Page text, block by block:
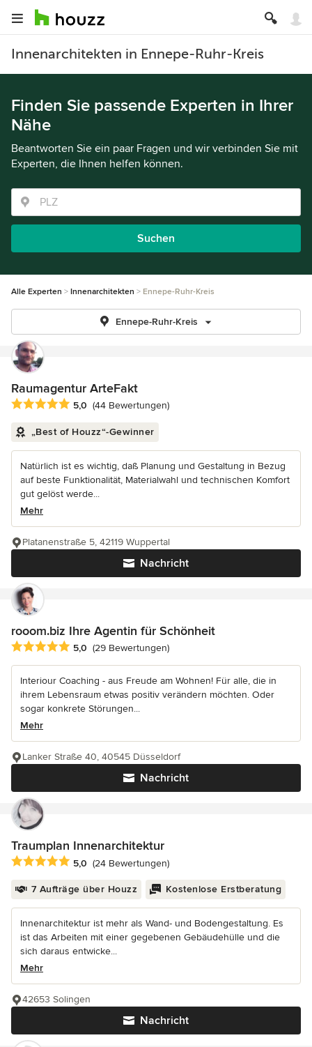
Innenarchitekten in Ennepe-Ruhr-Kreis
Finden Sie passende Experten in Ihrer
Nähe
Beantworten Sie ein paar Fragen und wir verbinden Sie mit
Experten, die Ihnen helfen können.
Suchen
Alle Experten Innenarchitekten Ennepe-Ruhr-Kreis
Ennepe-Ruhr-Kreis
Raumagentur ArteFakt
Durchschnittliche Bewertung: 5 von 5 Sternen
5,0 (44 Bewertungen)
„Best of Houzz“-Gewinner
Natürlich ist es wichtig, daß Planung und Gestaltung in Bezug
auf beste Funktionalität, Materialwahl und technischen Komfort
gut gelöst werde...
Mehr
Nachricht
Platanenstraße 5, 42119 Wuppertal
rooom.biz Ihre Agentin für Schönheit
Durchschnittliche Bewertung: 5 von 5 Sternen
5,0 (29 Bewertungen)
Interiour Coaching - aus Freude am Wohnen! Für alle, die in
ihrem Lebensraum etwas positiv verändern möchten. Oder
sogar konkrete Störungen...
Mehr
Nachricht
Lanker Straße 40, 40545 Düsseldorf
Traumplan Innenarchitektur
Durchschnittliche Bewertung: 5 von 5 Sternen
5,0 (24 Bewertungen)
7 Aufträge über Houzz Kostenlose Erstberatung
Innenarchitektur ist mehr als Wand- und Bodengestaltung. Es
ist das Arbeiten mit einer gegebenen Gebäudehülle und die
sich daraus entwicke...
Mehr
Nachricht
42653 Solingen